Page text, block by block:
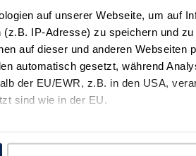
auf unserer Webseite, um auf
IP-Adresse) zu speichern und
auf dieser und anderen Webseiten
automatisch gesetzt, während
der EU/EWR, z.B. in den USA,
sind wie in der EU.
Garten
Fahrradabstellplatz
Trockner
Bügelbrett
Sonnenschutz
Staubsauger